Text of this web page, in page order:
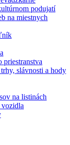
podujatí
na miestnych
priestranstva
slávnosti a hody
na listinách